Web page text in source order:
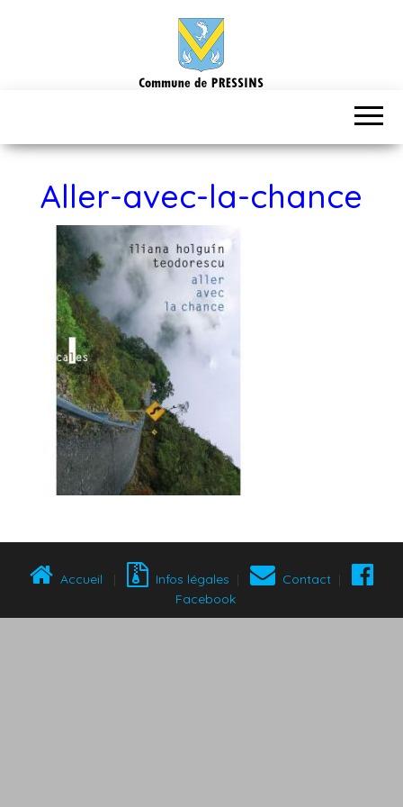
Aller-avec-la-chance
Accueil | Infos légales | Contact |
Facebook